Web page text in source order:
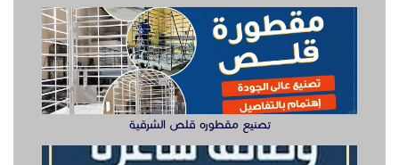
تصنيع مقطوره قلص الشرقية